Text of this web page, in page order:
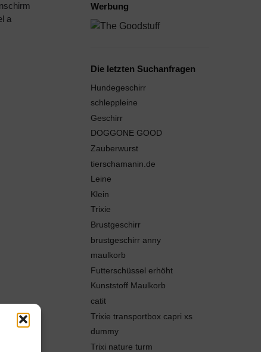
a
Werbung
Die letzten Suchanfragen
Hundegeschirr
schleppleine
Geschirr
DOGGONE GOOD
Zauberwurst
tierschamanin.de
Leine
Klein
Trixie
Brustgeschirr
brustgeschirr anny
maulkorb
Futterschüssel erhöht
Kunststoff Maulkorb
catit
Trixie transportbox capri xs
dummy
Trixi nature turm